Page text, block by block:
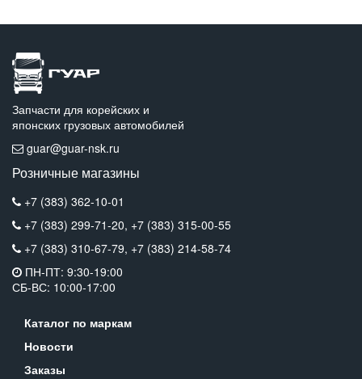
Запчасти для корейских и
японских грузовых автомобилей
guar@guar-nsk.ru
Розничные магазины
+7 (383) 362-10-01
+7 (383) 299-71-20, +7 (383) 315-00-55
+7 (383) 310-67-79, +7 (383) 214-58-74
ПН-ПТ: 9:30-19:00
СБ-ВС: 10:00-17:00
Каталог по маркам
Новости
Заказы